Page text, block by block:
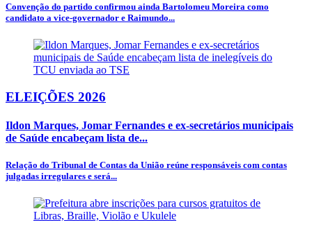
Convenção do partido confirmou ainda Bartolomeu Moreira como
candidato a vice-governador e Raimundo...
ELEIÇÕES 2026
Ildon Marques, Jomar Fernandes e ex-secretários municipais
de Saúde encabeçam lista de...
Relação do Tribunal de Contas da União reúne responsáveis com contas
julgadas irregulares e será...